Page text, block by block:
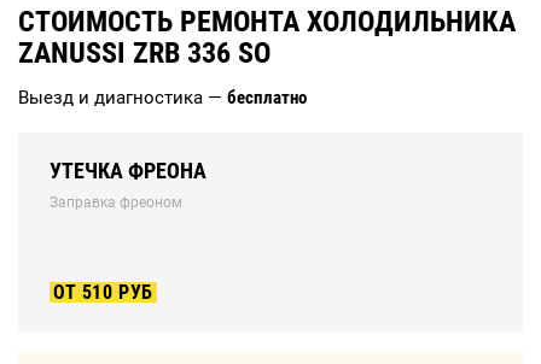
СТОИМОСТЬ РЕМОНТА ХОЛОДИЛЬНИКА
ZANUSSI ZRB 336 SO
Выезд и диагностика — бесплатно
УТЕЧКА ФРЕОНА
Заправка фреоном
ОТ 510 РУБ